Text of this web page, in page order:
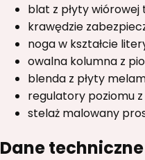
blat z płyty
krawędzie
noga w kształcie
owalna kolumna z
blenda z płyty
regulatory poziomu
stelaż malowany
Dane techniczne